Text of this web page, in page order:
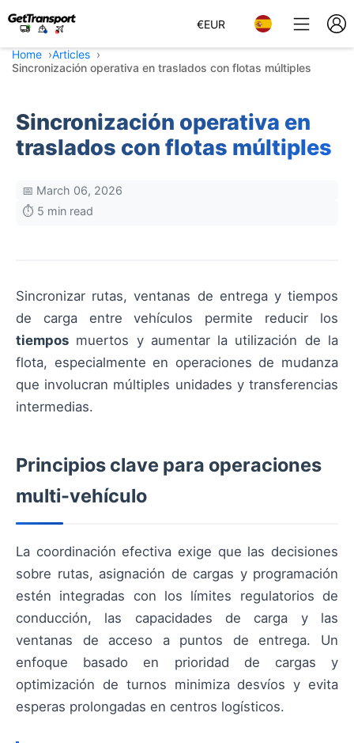
€EUR
Home
Articles
Sincronización operativa en traslados con flotas múltiples
Sincronización operativa en
traslados con flotas múltiples
📅 March 06, 2026
⏱️ 5 min read
Sincronizar rutas, ventanas de entrega y tiempos
de carga entre vehículos permite reducir los
tiempos muertos y aumentar la utilización de la
flota, especialmente en operaciones de mudanza
que involucran múltiples unidades y transferencias
intermedias.
Principios clave para operaciones
multi-vehículo
La coordinación efectiva exige que las decisiones
sobre rutas, asignación de cargas y programación
estén integradas con los límites regulatorios de
conducción, las capacidades de carga y las
ventanas de acceso a puntos de entrega. Un
enfoque basado en prioridad de cargas y
optimización de turnos minimiza desvíos y evita
esperas prolongadas en centros logísticos.